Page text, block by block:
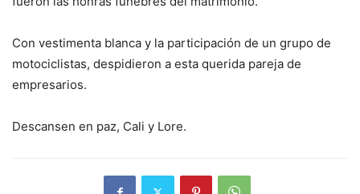
Con vestimenta blanca y la participación de un grupo de
motociclistas, despidieron a esta querida pareja de
empresarios.
Descansen en paz, Cali y Lore.